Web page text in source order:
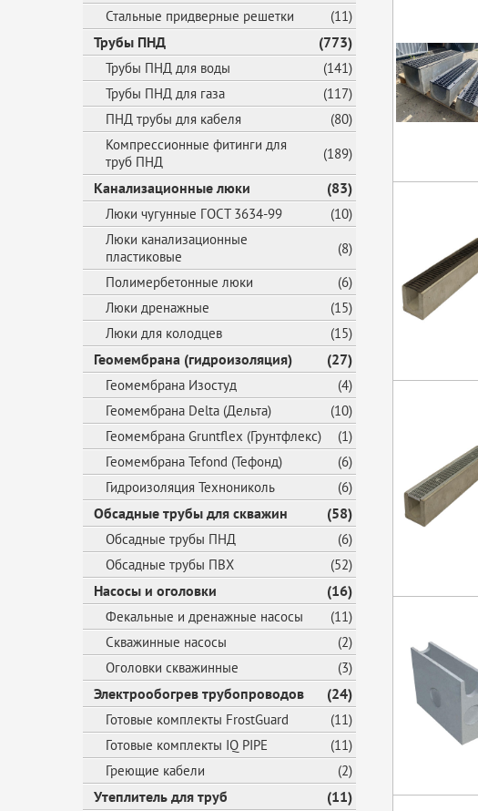
Стальные придверные решетки
(11)
Трубы ПНД (773)
Трубы ПНД для воды
(141)
Трубы ПНД для газа
(117)
ПНД трубы для кабеля
(80)
Компрессионные фитинги для
труб ПНД
(189)
Канализационные люки (83)
Люки чугунные ГОСТ 3634-99
(10)
Люки канализационные
пластиковые
(8)
Полимербетонные люки
(6)
Люки дренажные
(15)
Люки для колодцев
(15)
Геомембрана (гидроизоляция) (27)
Геомембрана Изостуд
(4)
Геомембрана Delta (Дельта)
(10)
Геомембрана Gruntflex (Грунтфлекс)
(1)
Геомембрана Tefond (Тефонд)
(6)
Гидроизоляция Технониколь
(6)
Обсадные трубы для скважин (58)
Обсадные трубы ПНД
(6)
Обсадные трубы ПВХ
(52)
Насосы и оголовки (16)
Фекальные и дренажные насосы
(11)
Скважинные насосы
(2)
Оголовки скважинные
(3)
Электрообогрев трубопроводов (24)
Готовые комплекты FrostGuard
(11)
Готовые комплекты IQ PIPE
(11)
Греющие кабели
(2)
Утеплитель для труб (11)